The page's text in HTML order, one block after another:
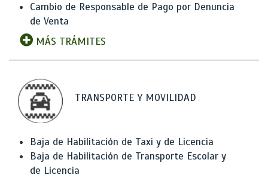
Cambio de Responsable de Pago por Denuncia
de Venta
MÁS TRÁMITES
TRANSPORTE Y MOVILIDAD
Baja de Habilitación de Taxi y de Licencia
Baja de Habilitación de Transporte Escolar y
de Licencia